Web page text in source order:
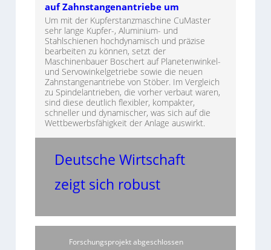
auf Zahnstangenantriebe um
Um mit der Kupferstanzmaschine CuMaster
sehr lange Kupfer-, Aluminium- und
Stahlschienen hochdynamisch und präzise
bearbeiten zu können, setzt der
Maschinenbauer Boschert auf Planetenwinkel-
und Servowinkelgetriebe sowie die neuen
Zahnstangenantriebe von Stöber. Im Vergleich
zu Spindelantrieben, die vorher verbaut waren,
sind diese deutlich flexibler, kompakter,
schneller und dynamischer, was sich auf die
Wettbewerbsfähigkeit der Anlage auswirkt.
Deutsche Wirtschaft
zeigt sich robust
Forschungsprojekt abgeschlossen